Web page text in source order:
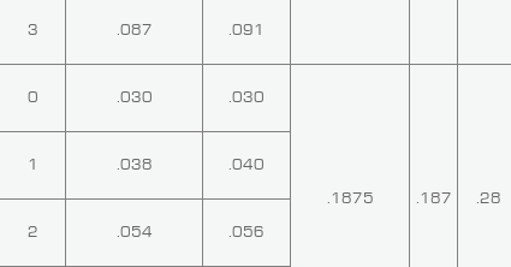
3 .087 .091
0 .030 .030
.1875 .187 .28
1 .038 .040
2 .054 .056